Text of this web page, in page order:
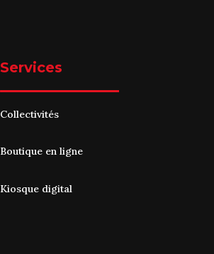
Services
Collectivités
Boutique en ligne
Kiosque digital